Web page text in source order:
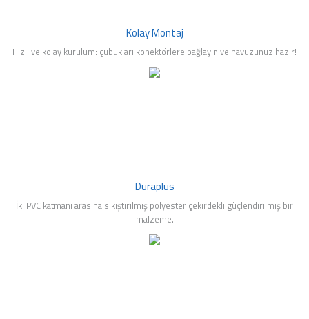
Kolay Montaj
Hızlı ve kolay kurulum: çubukları konektörlere bağlayın ve havuzunuz hazır!
Duraplus
İki PVC katmanı arasına sıkıştırılmış polyester çekirdekli güçlendirilmiş bir
malzeme.